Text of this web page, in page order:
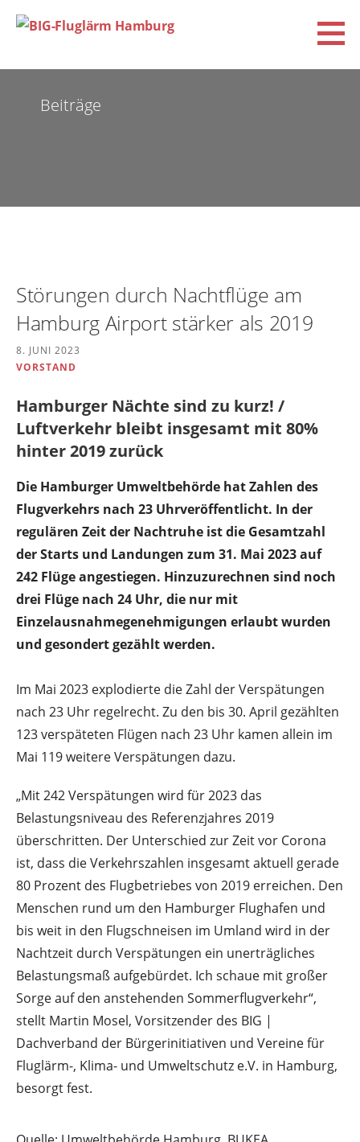
Zum
Inhalt
BIG-Fluglärm Hamburg
Beiträge
Störungen durch Nachtflüge am
Hamburg Airport stärker als 2019
8. JUNI 2023
VORSTAND
Hamburger Nächte sind zu kurz! /
Luftverkehr bleibt insgesamt mit 80%
hinter 2019 zurück
Die Hamburger Umweltbehörde hat Zahlen des
Flugverkehrs nach 23 Uhrveröffentlicht. In der
regulären Zeit der Nachtruhe ist die Gesamtzahl
der Starts und Landungen zum 31. Mai 2023 auf
242 Flüge angestiegen. Hinzuzurechnen sind noch
drei Flüge nach 24 Uhr, die nur mit
Einzelausnahmegenehmigungen erlaubt wurden
und gesondert gezählt werden.
Im Mai 2023 explodierte die Zahl der Verspätungen
nach 23 Uhr regelrecht. Zu den bis 30. April gezählten
123 verspäteten Flügen nach 23 Uhr kamen allein im
Mai 119 weitere Verspätungen dazu.
„Mit 242 Verspätungen wird für 2023 das
Belastungsniveau des Referenzjahres 2019
überschritten. Der Unterschied zur Zeit vor Corona
ist, dass die Verkehrszahlen insgesamt aktuell gerade
80 Prozent des Flugbetriebes von 2019 erreichen. Den
Menschen rund um den Hamburger Flughafen und
bis weit in den Flugschneisen im Umland wird in der
Nachtzeit durch Verspätungen ein unerträgliches
Belastungsmaß aufgebürdet. Ich schaue mit großer
Sorge auf den anstehenden Sommerflugverkehr“,
stellt Martin Mosel, Vorsitzender des BIG |
Dachverband der Bürgerinitiativen und Vereine für
Fluglärm-, Klima- und Umweltschutz e.V. in Hamburg,
besorgt fest.